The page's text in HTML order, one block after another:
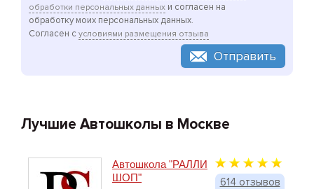
обработки персональных данных и согласен на
обработку моих персональных данных.
Согласен с условиями размещения отзыва
Отправить
Лучшие Автошколы в Москве
614 отзывов
Автошкола "РАЛЛИ
ШОП"